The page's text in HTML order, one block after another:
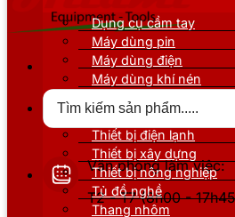
Văn phòng làm việc:
T2 - T7 (8h00 -
Dụng cụ cầm tay
Máy dùng pin
Máy dùng điện
Máy dùng khí nén
Thiết bị nâng đỡ
Thiết bị điện lạnh
Thiết bị xây dựng
Thiết bị nông nghiệp
Tủ đồ nghề
Thang nhôm